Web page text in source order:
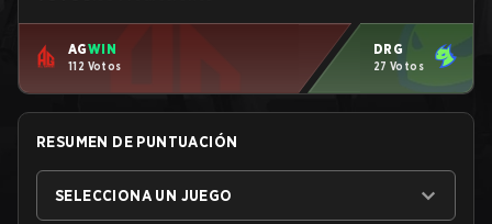
AGWIN
112 Votos
DRG
27 Votos
RESUMEN DE PUNTUACIÓN
SELECCIONA UN JUEGO